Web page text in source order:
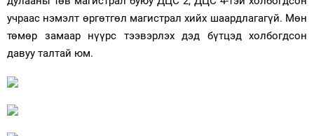
учраас нэмэлт өргөтгөл магистрал хийх шаардлагагүй. Мөн
төмөр замаар нүүрс тээвэрлэх дэд бүтцэд холбогдсон
давуу талтай юм.